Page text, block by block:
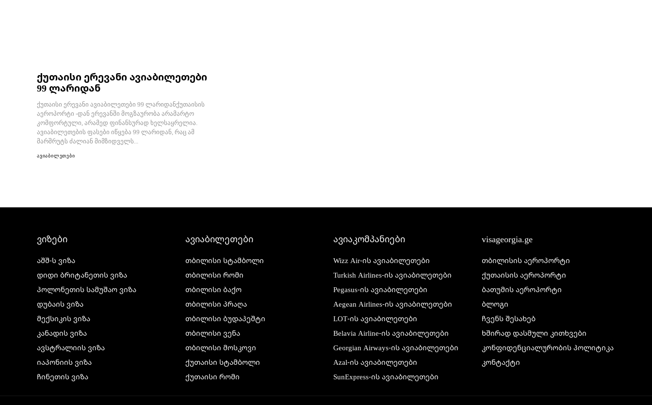
ქუთაისი ერევანი ავიაბილეთები
99 ლარიდან
ქუთაისი ერევანი ავიაბილეთები 99 ლარიდანქუთაისის
აეროპორტი -დან ერევანში მოგზაურობა არამარტო
კომფორტული, არამედ ფინანსურად ხელსაყრელია.
ავიაბილეთების ფასები იწყება 99 ლარიდან, რაც ამ
მარშრუტს ძალიან მიმზიდველს...
ავიაბილეთები
ვიზები
აშშ-ს ვიზა
დიდი ბრიტანეთის ვიზა
პოლონეთის სამუშაო ვიზა
დუბაის ვიზა
მექსიკის ვიზა
კანადის ვიზა
ავსტრალიის ვიზა
იაპონიის ვიზა
ჩინეთის ვიზა
ავიაბილეთები
თბილისი სტამბოლი
თბილისი რომი
თბილისი ბაქო
თბილისი პრაღა
თბილისი ბუდაპეშტი
თბილისი ვენა
თბილისი მოსკოვი
ქუთაისი სტამბოლი
ქუთაისი რომი
ავიაკომპანიები
Wizz Air-ის ავიაბილეთები
Turkish Airlines-ის ავიაბილეთები
Pegasus-ის ავიაბილეთები
Aegean Airlines-ის ავიაბილეთები
LOT-ის ავიაბილეთები
Belavia Airline-ის ავიაბილეთები
Georgian Airways-ის ავიაბილეთები
Azal-ის ავიაბილეთები
SunExpress-ის ავიაბილეთები
visageorgia.ge
თბილისის აეროპორტი
ქუთაისის აეროპორტი
ბათუმის აეროპორტი
ბლოგი
ჩვენს შესახებ
ხშირად დასმული კითხვები
კონფიდენციალურობის პოლიტიკა
კონტაქტი